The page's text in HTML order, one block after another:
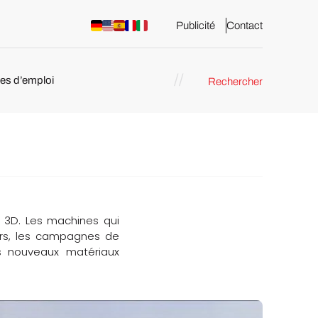
Publicité Contact
d’emploi Rechercher
Les machines qui
les campagnes de
matériaux